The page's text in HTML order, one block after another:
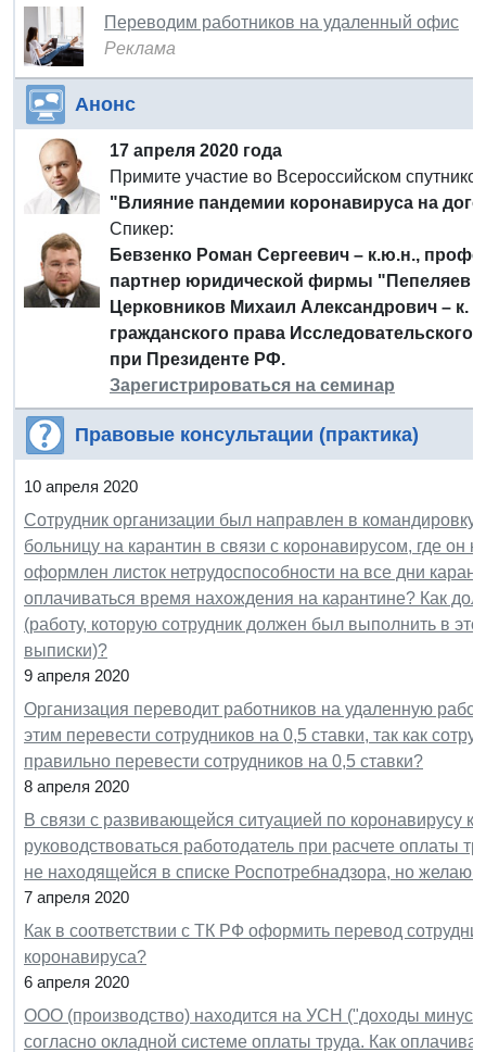
Переводим работников на удаленный офис
Реклама
Анонс
17 апреля 2020 года
Примите участие во Всероссийском
"Влияние пандемии коронавируса на
Спикер:
Бевзенко Роман Сергеевич – к.ю.н.,
партнер юридической фирмы "Пепеляев
Церковников Михаил Александрович –
гражданского права
при Президенте РФ.
Зарегистрироваться на семинар
Правовые консультации (практика)
10 апреля 2020
Сотрудник организации был направлен в
больницу на карантин в связи с коронавирусом, где он
оформлен листок нетрудоспособности на все дни
оплачиваться время нахождения на карантине? Как
(работу, которую сотрудник должен был выполнить в
выписки)?
9 апреля 2020
Организация переводит работников на удаленную
этим перевести сотрудников на 0,5 ставки, так как
правильно перевести сотрудников на 0,5 ставки?
8 апреля 2020
В связи с развивающейся ситуацией по коронавирусу
руководствоваться работодатель при расчете оплаты
не находящейся в списке Роспотребнадзора, но
7 апреля 2020
Как в соответствии с ТК РФ оформить перевод
коронавируса?
6 апреля 2020
ООО (производство) находится на УСН ("доходы минус
согласно окладной системе оплаты труда. Как